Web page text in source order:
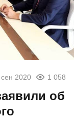
2020 1 058
об